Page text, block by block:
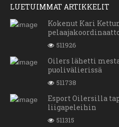
LUETUIMMAT ARTIKKELIT
Kokenut Kari
511926
Oilers lähetti
puolivälierissä
511738
Esport Oilersilla
liigapeleihin
511315